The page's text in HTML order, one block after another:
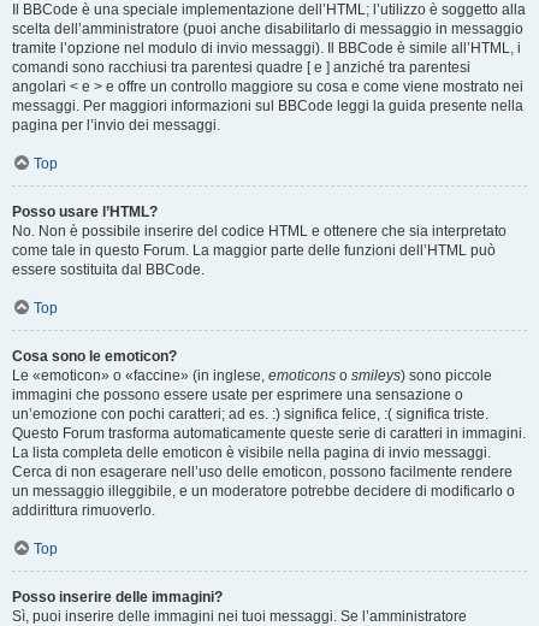
Il BBCode è una speciale implementazione dell’HTML; l’utilizzo è soggetto alla
scelta dell’amministratore (puoi anche disabilitarlo di messaggio in messaggio
tramite l’opzione nel modulo di invio messaggi). Il BBCode è simile all’HTML, i
comandi sono racchiusi tra parentesi quadre [ e ] anziché tra parentesi
angolari < e > e offre un controllo maggiore su cosa e come viene mostrato nei
messaggi. Per maggiori informazioni sul BBCode leggi la guida presente nella
pagina per l’invio dei messaggi.
Top
Posso usare l’HTML?
No. Non è possibile inserire del codice HTML e ottenere che sia interpretato
come tale in questo Forum. La maggior parte delle funzioni dell’HTML può
essere sostituita dal BBCode.
Top
Cosa sono le emoticon?
Le «emoticon» o «faccine» (in inglese, emoticons o smileys) sono piccole
immagini che possono essere usate per esprimere una sensazione o
un’emozione con pochi caratteri; ad es. :) significa felice, :( significa triste.
Questo Forum trasforma automaticamente queste serie di caratteri in immagini.
La lista completa delle emoticon è visibile nella pagina di invio messaggi.
Cerca di non esagerare nell’uso delle emoticon, possono facilmente rendere
un messaggio illeggibile, e un moderatore potrebbe decidere di modificarlo o
addirittura rimuoverlo.
Top
Posso inserire delle immagini?
Sì, puoi inserire delle immagini nei tuoi messaggi. Se l’amministratore